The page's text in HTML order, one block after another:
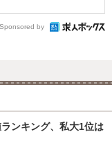
Sponsored by
ランキング、私大1位は